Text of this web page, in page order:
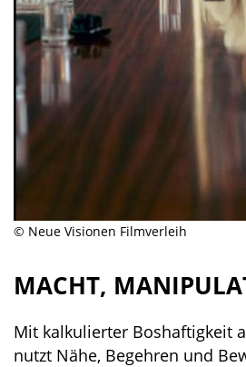
© Neue Visionen Filmverleih
MACHT,
Mit kalkulierter Boshaftigkeit
nutzt Nähe, Begehren und